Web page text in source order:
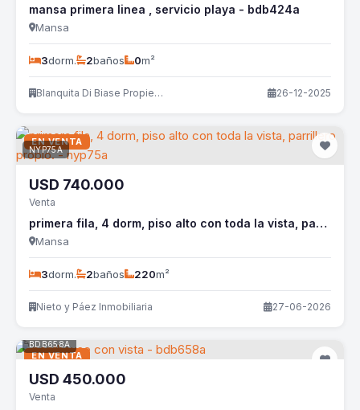
mansa primera linea , servicio playa - bdb424a
Mansa
3dorm. 2baños 0m²
Blanquita Di Biase Propiedades 26-12-2025
EN VENTA
NYP75A
USD 740.000
Venta
primera fila, 4 dorm, piso alto con toda la vista, parrillero propio. - nyp75a
Mansa
3dorm. 2baños 220m²
Nieto y Páez Inmobiliaria 27-06-2026
EN VENTA
BDB658A
USD 450.000
Venta